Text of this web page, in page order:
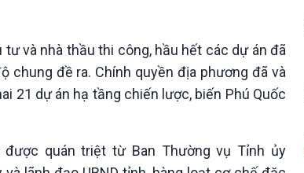
E-Magazine
và nhà thầu thi công, hầu hết các dự án đã
đề ra. Chính quyền địa phương đã và
21 dự án hạ tầng chiến lược, biến Phú Quốc
quán triệt từ Ban Thường vụ Tỉnh ủy